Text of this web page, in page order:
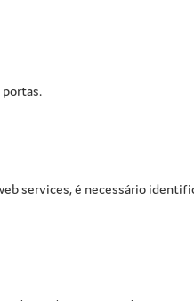
services, é necessário